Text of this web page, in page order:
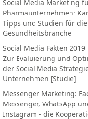
Social Media Marketing
Pharmaunternehmen:
Tipps und Studien für die
Gesundheitsbranche
Social Media Fakten 2019
Zur Evaluierung und
der Social Media
Unternehmen [Studie]
Messenger Marketing:
Messenger, WhatsApp
Instagram - die